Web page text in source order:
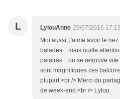
L LylouAnne 29/07/2016 17:13
Moi aussi, j'aime avoir le
balades... mais ouille
patatras... on se retrouve
sont magnifiques ces
plupart.<br /> Merci du
de week-end.<br /> Lylou